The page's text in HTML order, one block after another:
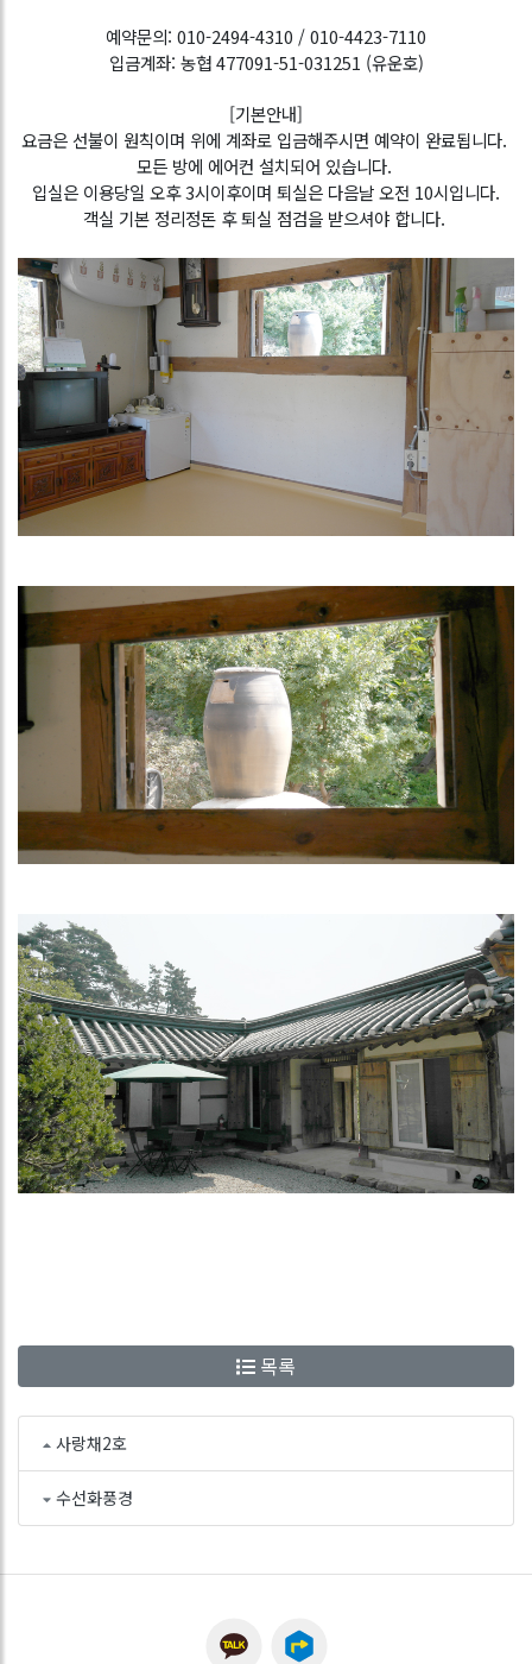
예약문의: 010-2494-4310 / 010-4423-7110
입금계좌: 농협 477091-51-031251 (유운호)
[기본안내]
요금은 선불이 원칙이며 위에 계좌로 입금해주시면 예약이 완료됩니다.
모든 방에 에어컨 설치되어 있습니다.
입실은 이용당일 오후 3시이후이며 퇴실은 다음날 오전 10시입니다.
객실 기본 정리정돈 후 퇴실 점검을 받으셔야 합니다.
목록
사랑채2호
수선화풍경